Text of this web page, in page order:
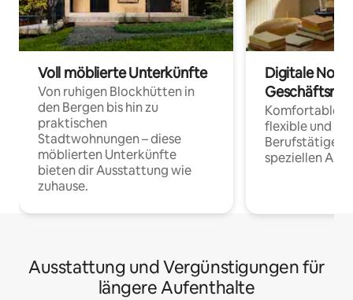
Voll möblierte Unterkünfte
Von ruhigen Blockhütten in
den Bergen bis hin zu
praktischen
Stadtwohnungen – diese
möblierten Unterkünfte
bieten dir Ausstattung wie
zuhause.
Digitale
Komfortable
flexible und
Berufstätige
speziellen
Ausstattung und Vergünstigungen für
längere Aufenthalte